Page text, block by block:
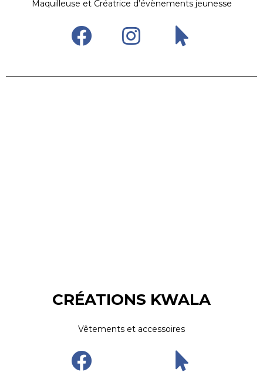
Maquilleuse et Créatrice d’évènements jeunesse
CRÉATIONS KWALA
Vêtements et accessoires